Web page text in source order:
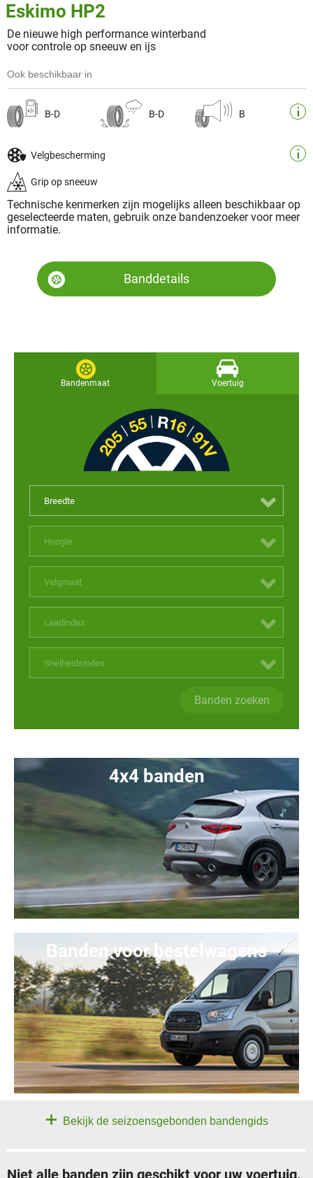
Eskimo HP2
De nieuwe high performance winterband
voor controle op sneeuw en ijs
Ook beschikbaar in
B-D B-D B
Velgbescherming
Grip op sneeuw
Technische kenmerken zijn mogelijks alleen beschikbaar op
geselecteerde maten, gebruik onze bandenzoeker voor meer
informatie.
Banddetails
Bandenmaat Voertuig
Breedte
Hoogte
Velgmaat
Laadindex
Snelheidsindex
Banden zoeken
4x4 banden
Banden voor bestelwagens
Bekijk de seizoensgebonden bandengids
Niet alle banden zijn geschikt voor uw voertuig.